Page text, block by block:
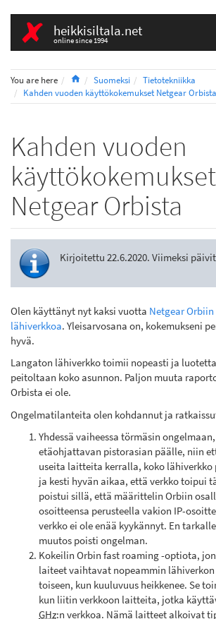
heikkisiltala.net
online since 1994
You are here HomeSuomeksi
Tietotekniikka
Kahden vuoden käyttökokemukset Netgear Orbista
Kahden vuoden
käyttökokemukset
Netgear Orbista
Kirjoitettu 22.6.2020. Viimeksi
Olen käyttänyt nyt kaksi vuotta Netgear
lähiverkkoa. Yleisarvosana on, kokemukseni
hyvä.
Langaton lähiverkko toimii nopeasti ja
peitoltaan koko asunnon. Paljon muuta
Orbista ei ole.
Ongelmatilanteita olen kohdannut ja
Yhdessä vaiheessa törmäsin
etäohjattavan pistorasian päälle, niin
useita laitteita kerralla, koko lähiverkko
ja kesti hyvän aikaa, että verkko toipui
poistui sillä, että määrittelin Orbiin
osoitteensa perusteella vakion IP-
verkko ei ole enää kyykännyt. En
muutos poisti ongelman.
Kokeilin Orbin fast roaming -optiota,
laiteet vaihtavat nopeammin
toiseen, kun kuuluvuus heikkenee. Se
kun liitin verkkoon laitteita, jotka
GHz:n verkkoa. Nämä laitteet alkoivat